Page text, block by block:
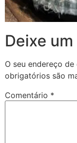
Deixe
O seu endereço
obrigatórios são
Comentário *